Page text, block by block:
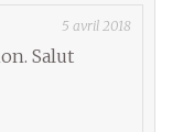
5 avril 2018
Salut